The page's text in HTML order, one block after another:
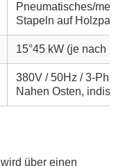
Pneumatisches/
Stapeln auf
15°45 kW (je nach
380V / 50Hz / 3-
Nahen Osten,
über einen